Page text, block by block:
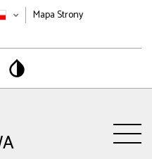
Mapa Strony